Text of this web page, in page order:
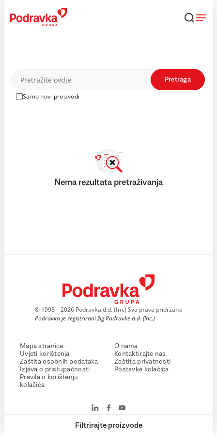
content
Proizvodi
Samo novi proizvodi
Pretraga
Filtrirajte proizvode
Nema rezultata pretraživanja
© 1998 – 2026 Podravka d.d. (Inc) Sva prava pridržana
Podravka je registrirani žig Podravke d.d. (Inc.)
Mapa stranice
Uvjeti korištenja
Zaštita osobnih podataka
Izjava o pristupačnosti
Pravila o korištenju
kolačića
O nama
Kontaktirajte nas
Zaštita privatnosti
Postavke kolačića